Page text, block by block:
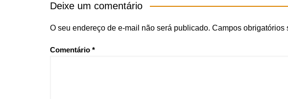
Deixe um comentário
O seu endereço de e-mail não será publicado. Campos obrigatórios
Comentário *